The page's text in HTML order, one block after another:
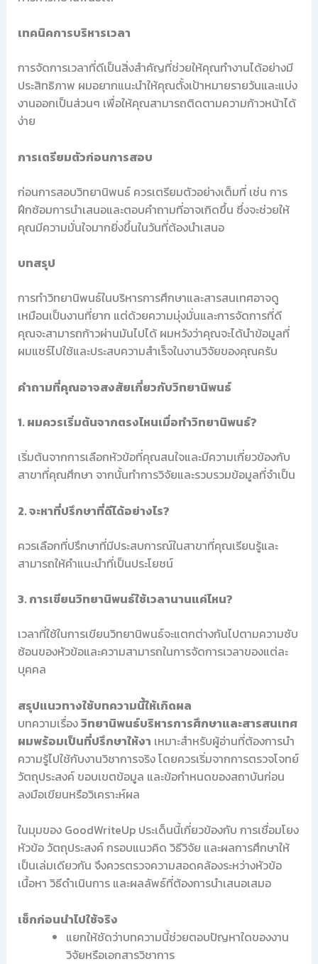
เทคนิคการบริหารเวลา
การจัดการเวลาที่ดีเป็นสิ่งสำคัญที่ช่วยให้คุณทำงานได้อย่างมี
ประสิทธิภาพ ผมอยากแนะนำให้คุณตั้งเป้าหมายรายวันและแบ่ง
งานออกเป็นส่วนๆ เพื่อให้คุณสามารถติดตามความก้าวหน้าได้
ง่าย
การเตรียมตัวก่อนการสอบ
ก่อนการสอบวิทยานิพนธ์ ควรเตรียมตัวอย่างเต็มที่ เช่น การ
ฝึกซ้อมการนำเสนอและตอบคำถามที่อาจเกิดขึ้น ซึ่งจะช่วยให้
คุณมีความมั่นใจมากยิ่งขึ้นในวันที่ต้องนำเสนอ
บทสรุป
การทำวิทยานิพนธ์ในบริหารการศึกษาและสารสนเทศอาจดู
เหมือนเป็นงานที่ยาก แต่ด้วยความมุ่งมั่นและการจัดการที่ดี
คุณจะสามารถก้าวผ่านมันไปได้ ผมหวังว่าคุณจะได้นำข้อมูลที่
ผมแชร์ไปใช้และประสบความสำเร็จในงานวิจัยของคุณครับ
คำถามที่คุณอาจสงสัยเกี่ยวกับวิทยานิพนธ์
1. ผมควรเริ่มต้นจากตรงไหนเมื่อทำวิทยานิพนธ์?
เริ่มต้นจากการเลือกหัวข้อที่คุณสนใจและมีความเกี่ยวข้องกับ
สาขาที่คุณศึกษา จากนั้นทำการวิจัยและรวบรวมข้อมูลที่จำเป็น
2. จะหาที่ปรึกษาที่ดีได้อย่างไร?
ควรเลือกที่ปรึกษาที่มีประสบการณ์ในสาขาที่คุณเรียนรู้และ
สามารถให้คำแนะนำที่เป็นประโยชน์
3. การเขียนวิทยานิพนธ์ใช้เวลานานแค่ไหน?
เวลาที่ใช้ในการเขียนวิทยานิพนธ์จะแตกต่างกันไปตามความซับ
ซ้อนของหัวข้อและความสามารถในการจัดการเวลาของแต่ละ
บุคคล
สรุปแนวทางใช้บทความนี้ให้เกิดผล
บทความเรื่องวิทยานิพนธ์บริหารการศึกษาและสารสนเทศ
ผมพร้อมเป็นที่ปรึกษาให้งา เหมาะสำหรับผู้อ่านที่ต้องการนำ
ความรู้ไปใช้กับงานวิชาการจริง โดยควรเริ่มจากการตรวจโจทย์
วัตถุประสงค์ ขอบเขตข้อมูล และข้อกำหนดของสถาบันก่อน
ลงมือเขียนหรือวิเคราะห์ผล
ในมุมของ GoodWriteUp ประเด็นนี้เกี่ยวข้องกับ การเชื่อมโยง
หัวข้อ วัตถุประสงค์ กรอบแนวคิด วิธีวิจัย และผลการศึกษาให้
เป็นเล่มเดียวกัน จึงควรตรวจความสอดคล้องระหว่างหัวข้อ
เนื้อหา วิธีดำเนินการ และผลลัพธ์ที่ต้องการนำเสนอเสมอ
เช็กก่อนนำไปใช้จริง
แยกให้ชัดว่าบทความนี้ช่วยตอบปัญหาใดของงาน
วิจัยหรือเอกสารวิชาการ